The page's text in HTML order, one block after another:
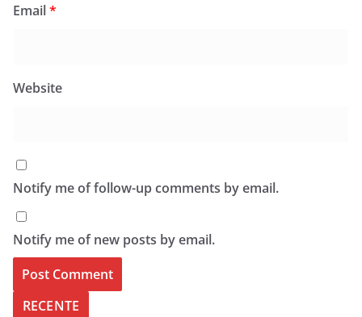
Email*
Website
Notify me of follow-up comments by email.
Notify me of new posts by email.
RECENTE